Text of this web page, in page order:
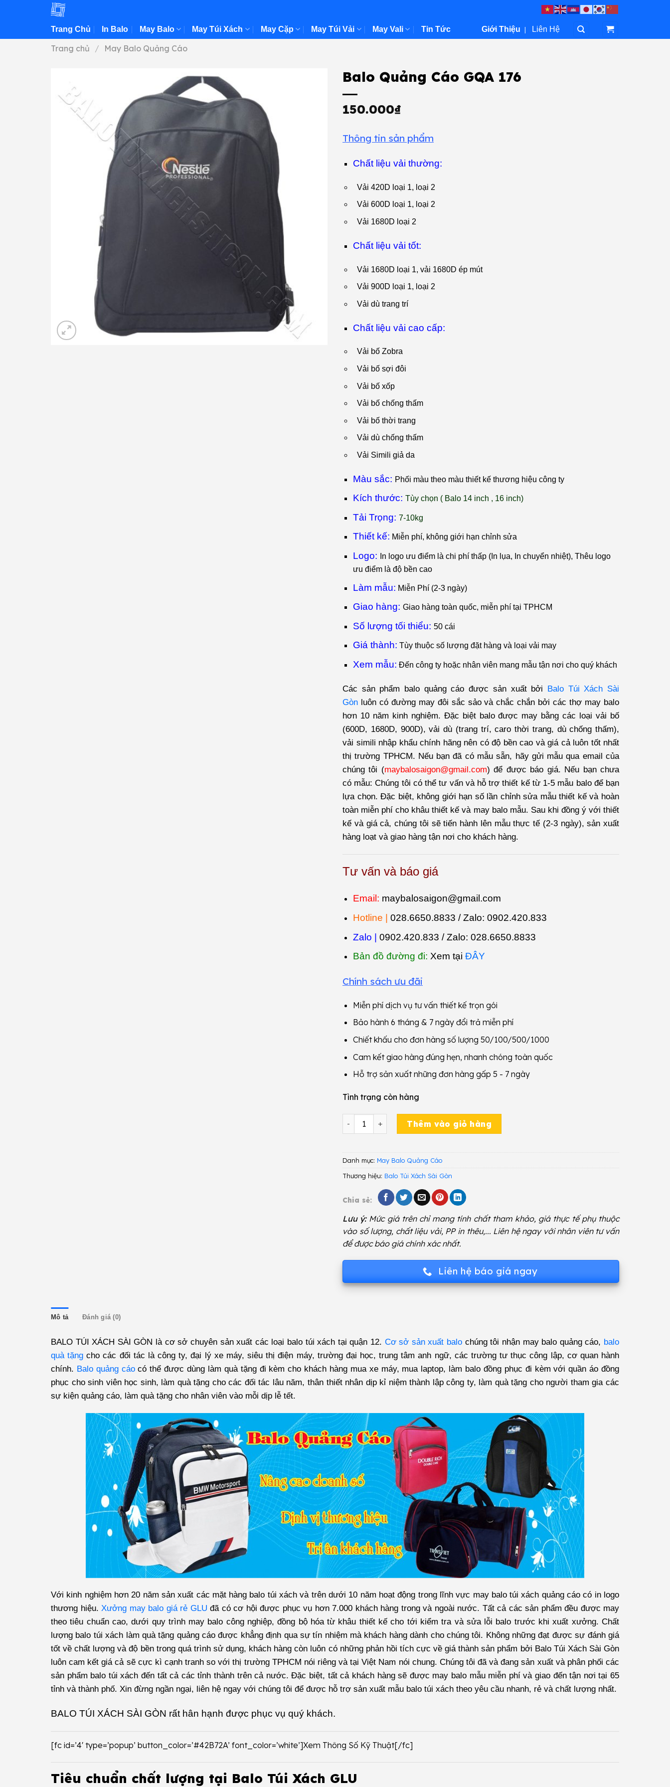
Trang Chủ In Balo May Balo May Túi Xách May Cặp May Túi Vải May Vali Tin Tức Giới Thiệu | Liên Hệ
Trang chủ / May Balo Quảng Cáo
Balo Quảng Cáo GQA 176
150.000₫
Thông tin sản phẩm
Chất liệu vải thường:
Vải 420D loại 1, loại 2
Vải 600D loại 1, loại 2
Vải 1680D loại 2
Chất liệu vải tốt:
Vải 1680D loại 1, vải 1680D ép mút
Vải 900D loại 1, loại 2
Vải dù trang trí
Chất liệu vải cao cấp:
Vải bố Zobra
Vải bố sợi đôi
Vải bố xốp
Vải bố chống thấm
Vải bố thời trang
Vải dù chống thấm
Vải Simili giả da
Màu sắc: Phối màu theo màu thiết kế thương hiệu công ty
Kích thước: Tùy chọn ( Balo 14 inch , 16 inch)
Tải Trọng: 7-10kg
Thiết kế: Miễn phí, không giới hạn chỉnh sửa
Logo:
n logo ưu điểm là chi phí thấp (In lụa, In chuyển nhiệt), Thêu logo
ưu điểm là độ bền cao
Làm mẫu: Miễn Phí (2-3 ngày)
Giao hàng: Giao hàng toàn quốc, miễn phí tại TPHCM
Số lượng tối thiểu: 50 cái
Giá thành: Tùy thuộc số lượng đặt hàng và loại vải may
Xem mẫu: Đến công ty hoặc nhân viên mang mẫu tận nơi cho quý khách
Các sản phẩm balo quảng cáo được sản xuất bởi Balo Túi Xách Sài
Gòn luôn có đường may đôi sắc sảo và chắc chắn bởi các thợ may balo
hơn 10 năm kinh nghiệm. Đặc biệt balo được may bằng các loại vải bố
(600D, 1680D, 900D), vải dù (trang trí, caro thời trang, dù chống thấm),
vải simili nhập khẩu chính hãng nên có độ bền cao và giá cả luôn tốt nhất
thị trường TPHCM. Nếu bạn đã có mẫu sẵn, hãy gửi mẫu qua email của
chúng tôi (maybalosaigon@gmail.com) để được báo giá. Nếu bạn chưa
có mẫu: Chúng tôi có thể tư vấn và hỗ trợ thiết kế từ 1-5 mẫu balo để bạn
lựa chọn. Đặc biệt, không giới hạn số lần chỉnh sửa mẫu thiết kế và hoàn
toàn miễn phí cho khâu thiết kế và may balo mẫu. Sau khi đồng ý với thiết
kế và giá cả, chúng tôi sẽ tiến hành lên mẫu thực tế (2-3 ngày), sản xuất
hàng loạt và giao hàng tận nơi cho khách hàng.
Tư vấn và báo giá
Email: maybalosaigon@gmail.com
Hotline |
028.6650.8833 / Zalo: 0902.420.833
Zalo | 0902.420.833 / Zalo: 028.6650.8833
Bản đồ đường đi: Xem tại ĐÂY
Chính sách ưu đãi
Miễn phí dịch vụ tư vấn thiết kế trọn gói
Bảo hành 6 tháng & 7 ngày đổi trả miễn phí
Chiết khấu cho đơn hàng số lượng 50/100/500/1000
Cam kết giao hàng đúng hẹn, nhanh chóng toàn quốc
Hỗ trợ sản xuất những đơn hàng gấp 5 - 7 ngày
Tình trạng còn hàng
Balo Quảng Cáo GQA 176 số lượng
Thêm vào giỏ hàng
Danh mục: May Balo Quảng Cáo
Thương hiệu: Balo Túi Xách Sài Gòn
Chia sẻ:
Lưu ý:Mức giá trên chỉ mang tính chất tham khảo, giá thực tế phụ thuộc
vào số lượng, chất liệu vải, PP in thêu,... Liên hệ ngay với nhân viên tư vấn
để được báo giá chính xác nhất.
Liên hệ báo giá ngay
Mô tả Đánh giá (0)
BALO TÚI XÁCH SÀI GÒN là cơ sở chuyên sản xuất các loại balo túi xách tại quận 12. Cơ sở sản xuất balo chúng tôi nhận may balo quảng cáo, balo
quà tặng cho các đối tác là công ty, đại lý xe máy, siêu thị điện máy, trường đại học, trung tâm anh ngữ, các trường tư thục công lập, cơ quan hành
chính. Balo quảng cáocó thể được dùng làm quà tặng đi kèm cho khách hàng mua xe máy, mua laptop, làm balo đồng phục đi kèm với quần áo đồng
phục cho sinh viên học sinh, làm quà tặng cho các đối tác lâu năm, thân thiết nhân dịp kỉ niệm thành lập công ty, làm quà tặng cho người tham gia các
sự kiện quảng cáo, làm quà tặng cho nhân viên vào mỗi dịp lễ tết.
Với kinh nghiệm hơn 20 năm sản xuất các mặt hàng balo túi xách và trên dưới 10 năm hoạt động trong lĩnh vực may balo túi xách quảng cáo có in logo
thương hiệu. Xưởng may balo giá rẻ GLU đã có cơ hội được phục vụ hơn 7.000 khách hàng trong và ngoài nước. Tất cả các sản phẩm đều được may
theo tiêu chuẩn cao, dưới quy trình may balo công nghiệp, đồng bộ hóa từ khâu thiết kế cho tới kiểm tra và sửa lỗi balo trước khi xuất xưởng. Chất
lượng balo túi xách làm quà tặng quảng cáo được khẳng định qua sự tín nhiệm mà khách hàng dành cho chúng tôi. Không những đạt được sự đánh giá
tốt về chất lượng và độ bền trong quá trình sử dụng, khách hàng còn luôn có những phản hồi tích cực về giá thành sản phẩm bởi Balo Túi Xách Sài Gòn
luôn cam kết giá cả sẽ cực kì cạnh tranh so với thị trường TPHCM nói riêng và tại Việt Nam nói chung. Chúng tôi đã và đang sản xuất và phân phối các
sản phẩm balo túi xách đến tất cả các tỉnh thành trên cả nước. Đặc biệt, tất cả khách hàng sẽ được may balo mẫu miễn phí và giao đến tận nơi tại 65
tỉnh và thành phố. Xin đừng ngần ngại, liên hệ ngay với chúng tôi để được hỗ trợ sản xuất mẫu balo túi xách theo yêu cầu nhanh, rẻ và chất lượng nhất.
BALO TÚI XÁCH SÀI GÒN rất hân hạnh được phục vụ quý khách.
[fc id=’4′ type=’popup’ button_color=’#42B72A’ font_color=’white’]Xem Thông Số Kỹ Thuật[/fc]
Tiêu chuẩn chất lượng tại Balo Túi Xách GLU